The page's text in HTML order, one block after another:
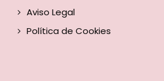
Aviso Legal
Política de Cookies